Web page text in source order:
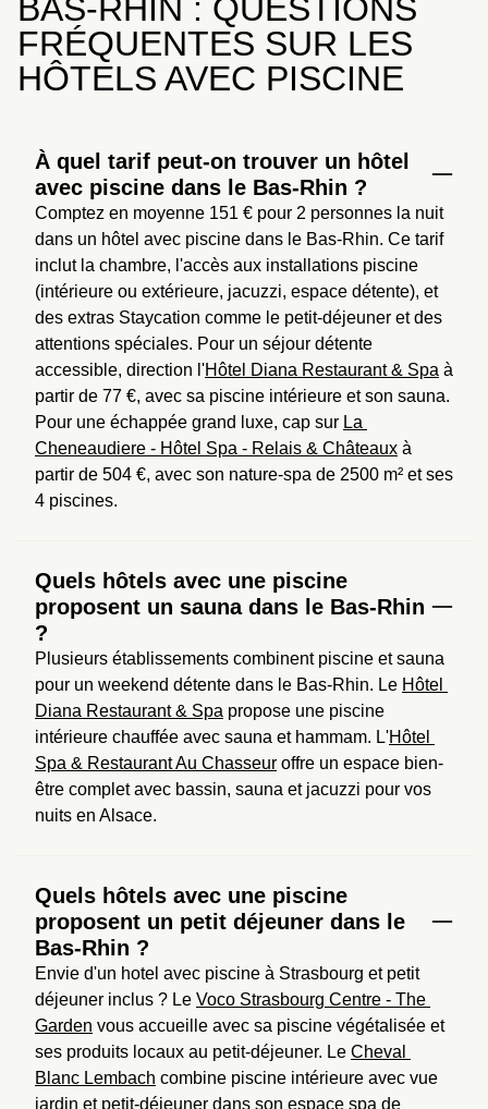
BAS-RHIN : QUESTIONS
FRÉQUENTES SUR LES
HÔTELS AVEC PISCINE
À quel tarif peut-on trouver un hôtel
avec piscine dans le Bas-Rhin ?
Comptez en moyenne 151 € pour 2 personnes la nuit
dans un hôtel avec piscine dans le Bas-Rhin. Ce tarif
inclut la chambre, l'accès aux installations piscine
(intérieure ou extérieure, jacuzzi, espace détente), et
des extras Staycation comme le petit-déjeuner et des
attentions spéciales. Pour un séjour détente
accessible, direction l'Hôtel Diana Restaurant & Spa à
partir de 77 €, avec sa piscine intérieure et son sauna.
Pour une échappée grand luxe, cap sur La
Cheneaudiere - Hôtel Spa - Relais & Châteaux à
partir de 504 €, avec son nature-spa de 2500 m² et ses
4 piscines.
Quels hôtels avec une piscine
proposent un sauna dans le Bas-Rhin
?
Plusieurs établissements combinent piscine et sauna
pour un weekend détente dans le Bas-Rhin. Le Hôtel
Diana Restaurant & Spa propose une piscine
intérieure chauffée avec sauna et hammam. L'Hôtel
Spa & Restaurant Au Chasseur offre un espace bien-
être complet avec bassin, sauna et jacuzzi pour vos
nuits en Alsace.
Quels hôtels avec une piscine
proposent un petit déjeuner dans le
Bas-Rhin ?
Envie d'un hotel avec piscine à Strasbourg et petit
déjeuner inclus ? Le Voco Strasbourg Centre - The
Garden vous accueille avec sa piscine végétalisée et
ses produits locaux au petit-déjeuner. Le Cheval
Blanc Lembach combine piscine intérieure avec vue
jardin et petit-déjeuner dans son espace spa de